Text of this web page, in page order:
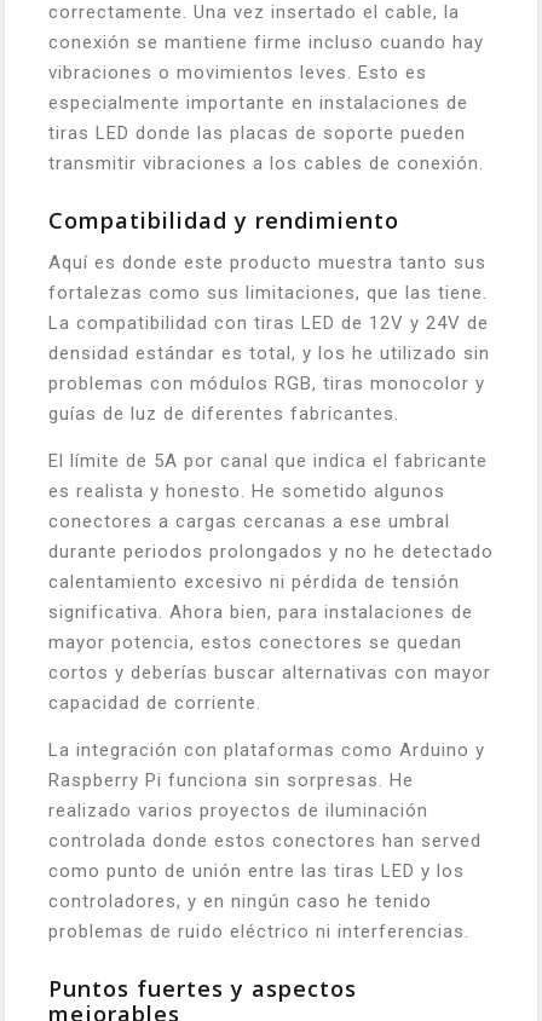
correctamente. Una vez insertado el cable, la
conexión se mantiene firme incluso cuando hay
vibraciones o movimientos leves. Esto es
especialmente importante en instalaciones de
tiras LED donde las placas de soporte pueden
transmitir vibraciones a los cables de conexión.
Compatibilidad y rendimiento
Aquí es donde este producto muestra tanto sus
fortalezas como sus limitaciones, que las tiene.
La compatibilidad con tiras LED de 12V y 24V de
densidad estándar es total, y los he utilizado sin
problemas con módulos RGB, tiras monocolor y
guías de luz de diferentes fabricantes.
El límite de 5A por canal que indica el fabricante
es realista y honesto. He sometido algunos
conectores a cargas cercanas a ese umbral
durante periodos prolongados y no he detectado
calentamiento excesivo ni pérdida de tensión
significativa. Ahora bien, para instalaciones de
mayor potencia, estos conectores se quedan
cortos y deberías buscar alternativas con mayor
capacidad de corriente.
La integración con plataformas como Arduino y
Raspberry Pi funciona sin sorpresas. He
realizado varios proyectos de iluminación
controlada donde estos conectores han served
como punto de unión entre las tiras LED y los
controladores, y en ningún caso he tenido
problemas de ruido eléctrico ni interferencias.
Puntos fuertes y aspectos
mejorables